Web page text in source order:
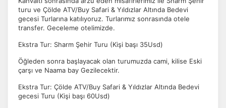
turu ve Çölde ATV/Buy Safari & Yıldızlar Altında Bedevi
gecesi Turlarına katılıyoruz. Turlarımız sonrasında otele
transfer. Geceleme otelimizde.
Ekstra Tur: Sharm Şehir Turu (Kişi başı 35Usd)
Öğleden sonra başlayacak olan turumuzda cami, kilise Eski
çarşı ve Naama bay Gezilecektir.
Ekstra Tur: Çölde ATV/Buy Safari & Yıldızlar Altında Bedevi
gecesi Turu (Kişi başı 60Usd)